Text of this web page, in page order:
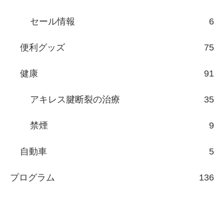
セール情報 6
便利グッズ 75
健康 91
アキレス腱断裂の治療 35
禁煙 9
自動車 5
プログラム 136